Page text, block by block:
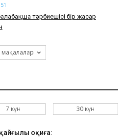
тәрбиешісі бір жасар
мақалалар
7 күн 30 күн
қайғылы оқиға: